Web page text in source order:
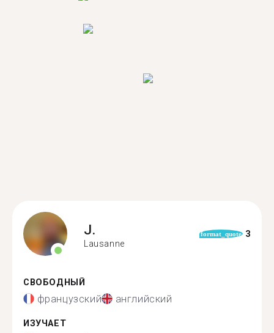
J.
Lausanne
format_quote 3
СВОБОДНЫЙ
французский английский
ИЗУЧАЕТ